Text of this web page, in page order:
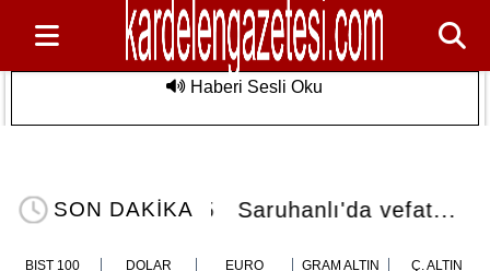
Haberi Sesli Oku
SON DAKİKA
14:45 Saruhanlı'da vefat...
BIST 100
DOLAR
EURO
GRAM ALTIN
Ç. ALTIN